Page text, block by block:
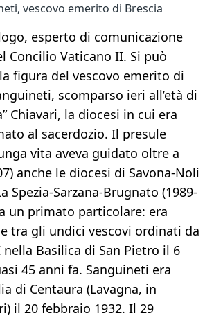
vescovo emerito di Brescia
esperto di comunicazione
Concilio Vaticano II. Si può
figura del vescovo emerito di
scomparso ieri all’età di
Chiavari, la diocesi in cui era
al sacerdozio. Il presule
vita aveva guidato oltre a
anche le diocesi di Savona-Noli
Spezia-Sarzana-Brugnato (1989-
un primato particolare: era
tra gli undici vescovi ordinati da
Basilica di San Pietro il 6
45 anni fa. Sanguineti era
di Centaura (Lavagna, in
il 20 febbraio 1932. Il 29